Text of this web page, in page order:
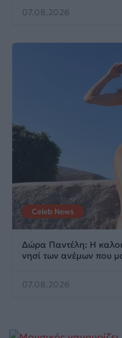
07.08.2026
Celeb News
Δώρα Παντέλη: Η
νησί των ανέμων που
07.08.2026